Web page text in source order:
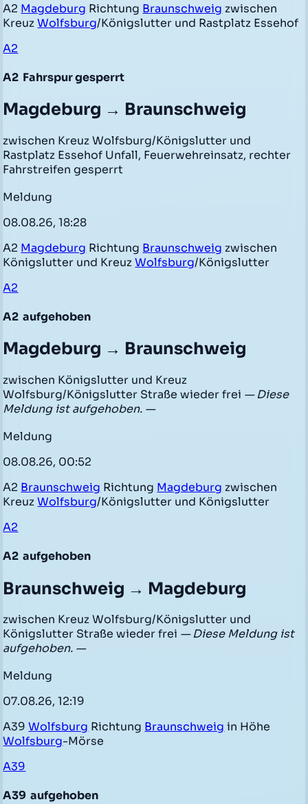
A2 Magdeburg Richtung Braunschweig zwischen
KreuzWolfsburg/Königslutter und Rastplatz Essehof
A2
A2 Fahrspur gesperrt
Magdeburg → Braunschweig
zwischen Kreuz Wolfsburg/Königslutter und
Rastplatz Essehof Unfall, Feuerwehreinsatz, rechter
Fahrstreifen gesperrt
Meldung
08.08.26, 18:28
A2 Magdeburg Richtung Braunschweig zwischen
Königslutter und KreuzWolfsburg/Königslutter
A2
A2 aufgehoben
Magdeburg → Braunschweig
zwischen Königslutter und Kreuz
Wolfsburg/Königslutter Straße wieder frei — Diese
Meldung ist aufgehoben. —
Meldung
08.08.26, 00:52
A2 Braunschweig Richtung Magdeburg zwischen
KreuzWolfsburg/Königslutter und Königslutter
A2
A2 aufgehoben
Braunschweig → Magdeburg
zwischen Kreuz Wolfsburg/Königslutter und
Königslutter Straße wieder frei — Diese Meldung ist
aufgehoben. —
Meldung
07.08.26, 12:19
A39Wolfsburg Richtung Braunschweig in Höhe
Wolfsburg-Mörse
A39
A39 aufgehoben